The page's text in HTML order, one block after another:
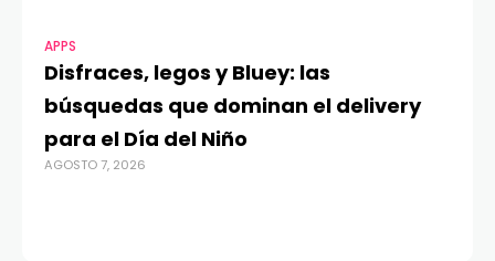
APPS
Disfraces, legos y Bluey: las
búsquedas que dominan el delivery
para el Día del Niño
AGOSTO 7, 2026